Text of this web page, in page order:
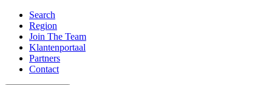
Search
Region
Join The Team
Klantenportaal
Partners
Contact